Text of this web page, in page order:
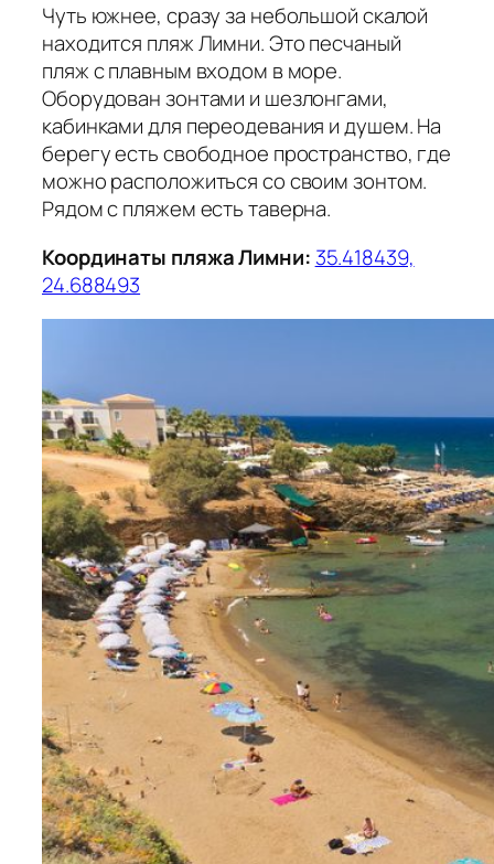
Чуть южнее, сразу за небольшой скалой
находится пляж Лимни. Это песчаный
пляж с плавным входом в море.
Оборудован зонтами и шезлонгами,
кабинками для переодевания и душем. На
берегу есть свободное пространство, где
можно расположиться со своим зонтом.
Рядом с пляжем есть таверна.
Координаты пляжа Лимни: 35.418439,
24.688493